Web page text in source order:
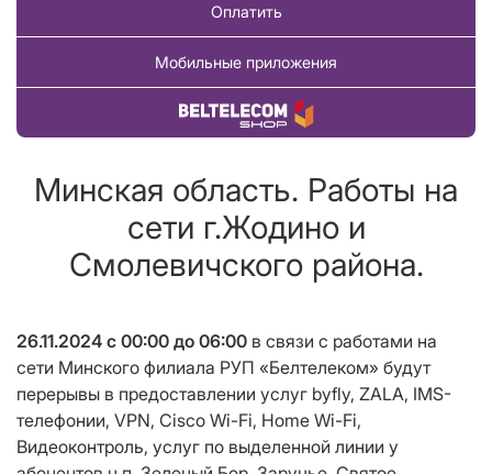
Оплатить
Мобильные приложения
Купить товар
Минская область. Работы на
сети г.Жодино и
Смолевичского района.
26.11.2024 с 00:00 до 06:00 в связи с работами на
сети Минского филиала РУП «Белтелеком» будут
перерывы в предоставлении услуг byfly, ZALA, IMS-
телефонии, VPN, Cisco Wi-Fi, Home Wi-Fi,
Видеоконтроль, услуг по выделенной линии у